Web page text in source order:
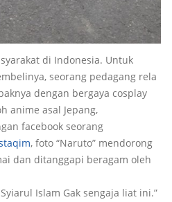
di Indonesia. Untuk
seorang pedagang rela
dengan bergaya cosplay
anime asal Jepang,
facebook seorang
, foto “Naruto” mendorong
dan ditanggapi beragam oleh
Islam Gak sengaja liat ini.”